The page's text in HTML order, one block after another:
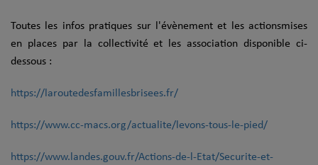
Toutes les infos pratiques sur l'évènement et les actionsmises
en places par la collectivité et les association disponible ci-
dessous :
https://laroutedesfamillesbrisees.fr/
https://www.cc-macs.org/actualite/levons-tous-le-pied/
https://www.landes.gouv.fr/Actions-de-l-Etat/Securite-et-